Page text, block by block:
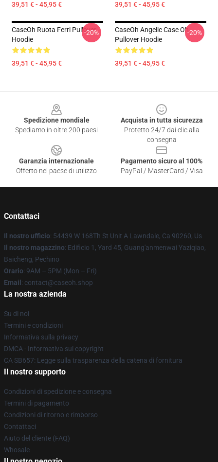
39,51 € - 45,95 € 39,51 € - 45,95 €
CaseOh Ruota Ferri Pullover
Hoodie
39,51 € - 45,95 €
-20%
CaseOh Angelic Case Oh
Pullover Hoodie
39,51 € - 45,95 €
-20%
Spedizione mondiale
Spediamo in oltre 200 paesi
Acquista in tutta sicurezza
Protetto 24/7 dai clic alla
consegna
Garanzia internazionale
Offerto nel paese di utilizzo
Pagamento sicuro al 100%
PayPal / MasterCard / Visa
Contattaci
Il nostro ufficio: 54439 W 168Th St Unit A Lawndale, Ca 90260, Us
Il nostro magazzino: Edificio 1, Yard 45, Guang'anmenwai Yaziqiao,
Baicheng, Pechino
Orario: 9AM – 5PM (Mon – Fri)
Email : contact@caseoh.shop
La nostra azienda
Su di noi
Termini e condizioni
Informativa sulla privacy
DMCA - Informativa sul copyright
CA SB657: Legge sulla trasparenza della catena di fornitura
Il nostro supporto
Condizioni di spedizione e consegna
Termini di pagamento
Condizioni di ritorno e rimborso
Contattaci
Aiuto del cliente (FAQ)
Whosale